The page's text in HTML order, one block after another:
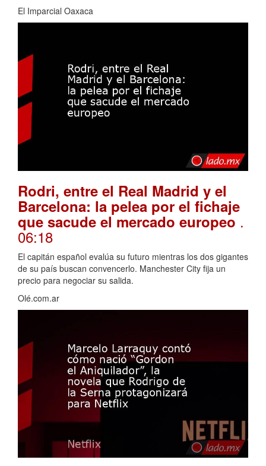
El Imparcial Oaxaca
Rodri, entre el Real Madrid y el
Barcelona: la pelea por el fichaje
que sacude el mercado europeo .
06:18
El capitán español evalúa su futuro mientras los dos gigantes
de su país buscan convencerlo. Manchester City fija un
precio para negociar su salida.
Olé.com.ar